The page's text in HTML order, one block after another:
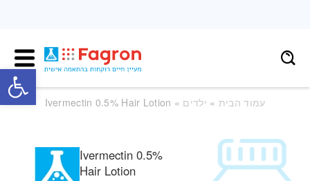
עמוד הבית » ילדים » Ivermectin 0.5% Hair Lotion
Ivermectin 0.5%
Hair Lotion